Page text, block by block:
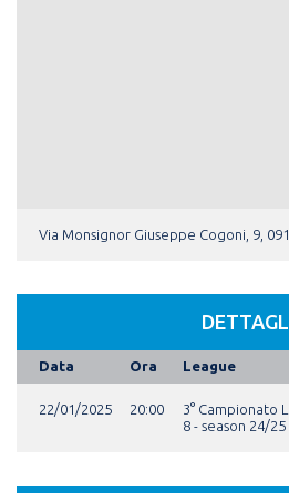
Via Monsignor Giuseppe Cogoni, 9,
Data Ora League
22/01/2025 20:00
3° Campionato
8 - season 24/25